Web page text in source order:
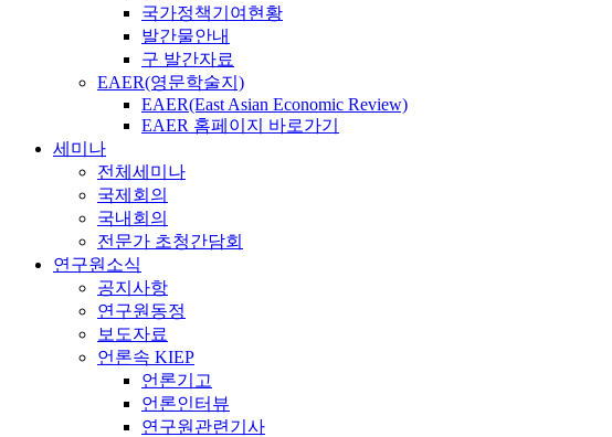
국가정책기여현황
발간물안내
구 발간자료
EAER(영문학술지)
EAER(East Asian Economic Review)
EAER 홈페이지 바로가기
세미나
전체세미나
국제회의
국내회의
전문가 초청간담회
연구원소식
공지사항
연구원동정
보도자료
언론속 KIEP
언론기고
언론인터뷰
연구원관련기사